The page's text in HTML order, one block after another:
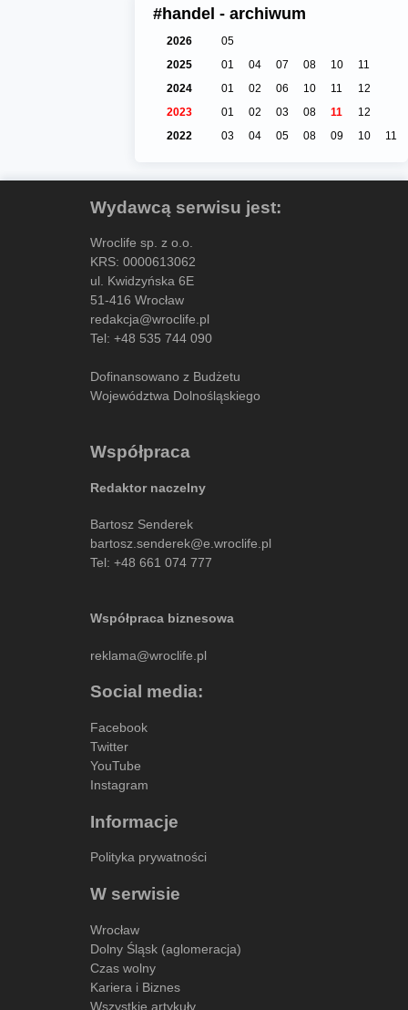
#handel - archiwum
2026
05
2025
01 04 07 08 10
11
2024
01 02 06 10 11
12
2023
01 02 03 08 11
12
2022
03 04 05 08 09 10 11
Wydawcą serwisu jest:
Wroclife sp. z o.o.
KRS: 0000613062
ul. Kwidzyńska 6E
51-416 Wrocław
redakcja@wroclife.pl
Tel: +48 535 744 090
Dofinansowano z Budżetu
Województwa Dolnośląskiego
Współpraca
Redaktor naczelny
Bartosz Senderek
bartosz.senderek@e.wroclife.pl
Tel: +48 661 074 777
Współpraca biznesowa
reklama@wroclife.pl
Social media:
Facebook
Twitter
YouTube
Instagram
Informacje
Polityka prywatności
W serwisie
Wrocław
Dolny Śląsk (aglomeracja)
Czas wolny
Kariera i Biznes
Wszystkie artykuły